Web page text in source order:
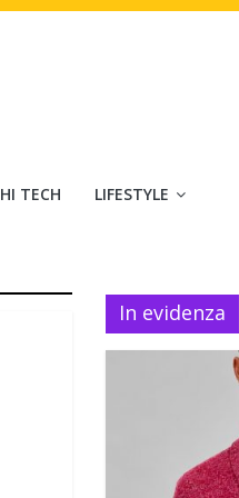
HI TECH LIFESTYLE
In evidenza